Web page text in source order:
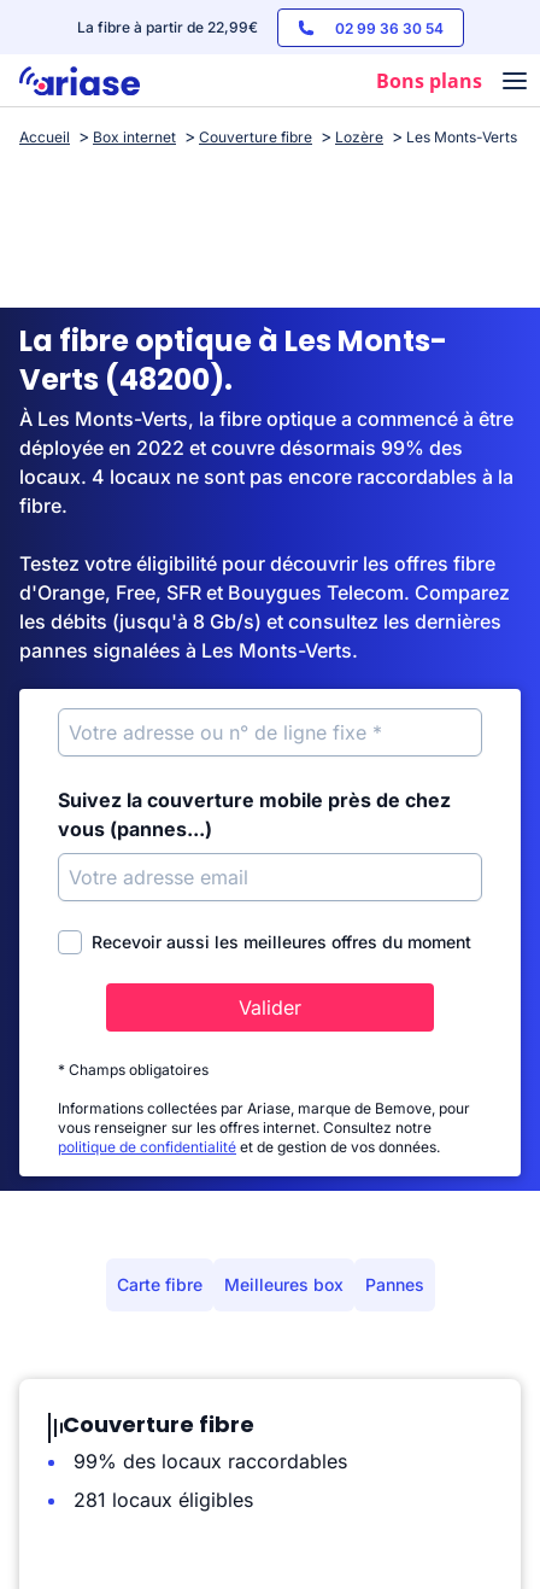
La fibre à partir de 22,99€ 02 99 36 30 54
Bons plans
Box internet
Streaming
Accueil Box internet Couverture fibre Lozère Les Monts-Verts
La fibre optique à Les Monts-
Verts (48200).
À Les Monts-Verts, la fibre optique a commencé à être
déployée en 2022 et couvre désormais 99% des
locaux. 4 locaux ne sont pas encore raccordables à la
fibre.
Testez votre éligibilité pour découvrir les offres fibre
d'Orange, Free, SFR et Bouygues Telecom. Comparez
les débits (jusqu'à 8 Gb/s) et consultez les dernières
pannes signalées à Les Monts-Verts.
Suivez la couverture mobile près de chez
vous (pannes...)
Recevoir aussi les meilleures offres du moment
Valider
* Champs obligatoires
Informations collectées par Ariase, marque de Bemove, pour
vous renseigner sur les offres internet. Consultez notre
politique de confidentialité et de gestion de vos données.
Carte fibre Meilleures box Pannes
Couverture fibre
99% des locaux raccordables
281 locaux éligibles